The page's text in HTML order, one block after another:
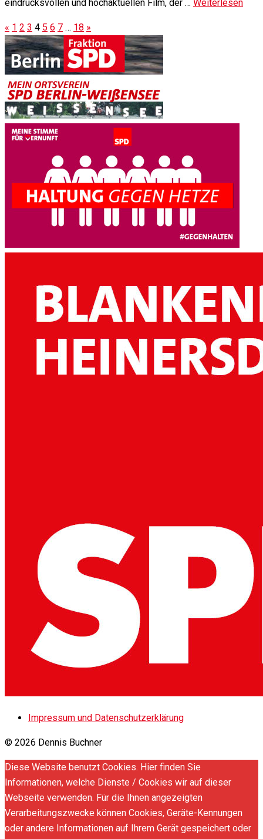
eindrucksvollen und hochaktuellen Film, der … Weiterlesen
« 1 2 3 4 5 6 7 … 18 »
Impressum und Datenschutzerklärung
© 2026 Dennis Buchner
Diese Website benutzt Cookies. Hier finden Sie
Informationen, welche Dienste / Cookies wir auf dieser
Webseite verwenden. Für die Ihnen angezeigten
Verarbeitungszwecke können Cookies, Geräte-Kennungen
oder andere Informationen auf Ihrem Gerät gespeichert oder